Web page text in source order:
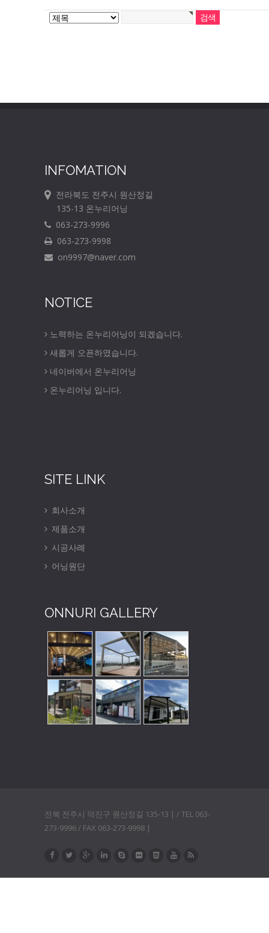
INFOMATION
전라북도 전주시 원산정길
135-13 온누리어닝
063-273-9996
063-273-9998
on9997@naver.com
NOTICE
노력하는 온누리어닝이 되겠습니다.
새롭게 오픈하였습니다.
네이버에서 온누리어닝
온누리어닝 입니다.
SITE LINK
회사소개
제품소개
시공사례
어닝원단
ONNURI GALLERY
전북 전주시 덕진구 원산정길 135-13 | / TEL 063-
273-9996 / FAX 063-273-9998 |